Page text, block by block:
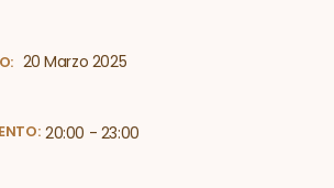
20 Marzo 2025
20:00 - 23:00